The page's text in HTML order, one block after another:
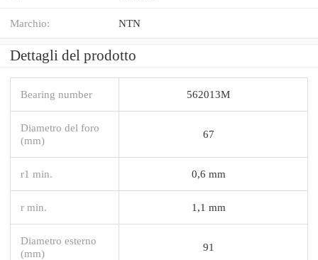
Marchio: NTN
Dettagli del prodotto
Bearing number 562013M
Diametro del foro
(mm)
67
r1 min. 0,6 mm
r min. 1,1 mm
Diametro esterno
(mm)
91